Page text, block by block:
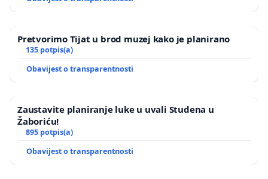
Pretvorimo Tijat u brod muzej kako je planirano
135 potpis(a)
Obavijest o transparentnosti
Zaustavite planiranje luke u uvali Studena u
Žaboriću!
895 potpis(a)
Obavijest o transparentnosti